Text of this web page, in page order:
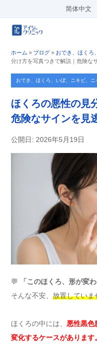
简体中文
ホーム » ブログ » おでき、ほくろ
分け方を写真つきで解説｜危険な
おでき、ほくろ、いぼ、ニキビ、ニ
ほくろの悪性の見
危険なサインを見
公開日: 2026年5月19日
💬
「このほくろ、形が変
そんな不安、 放置していま
ほくろの中には、 悪性黒色
変化するケースがあります。